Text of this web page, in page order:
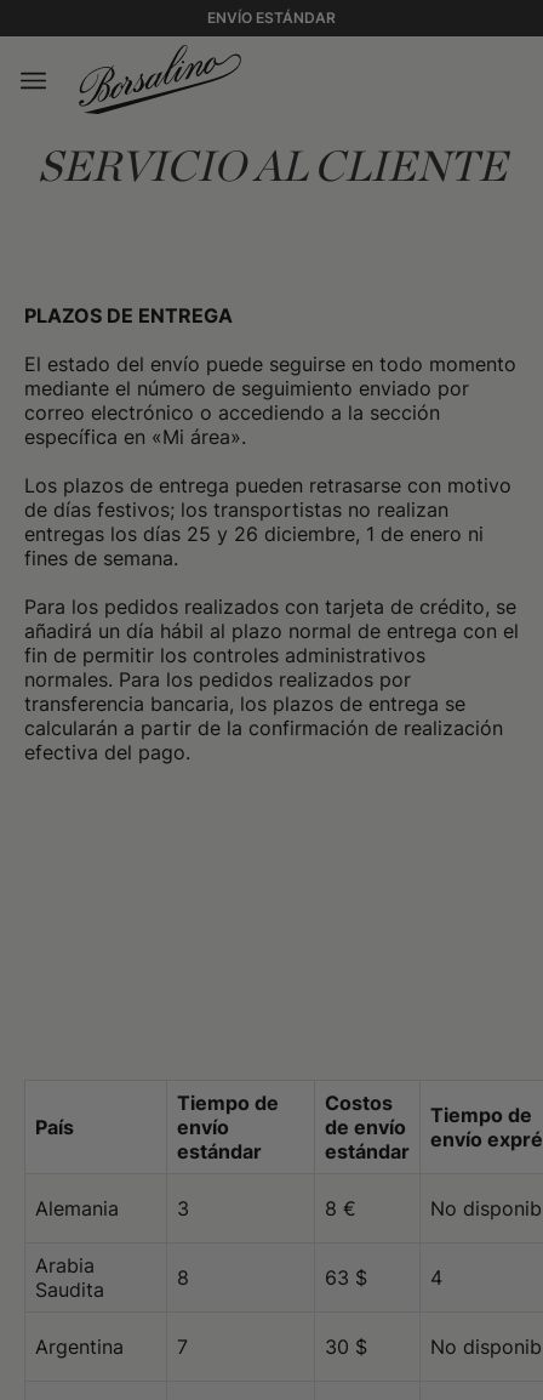
ENVÍO ESTÁNDAR
SERVICIO AL CLIENTE
PLAZOS DE ENTREGA
El estado del envío puede seguirse en todo momento
mediante el número de seguimiento enviado por
correo electrónico o accediendo a la sección
específica en «Mi área».
Los plazos de entrega pueden retrasarse con motivo
de días festivos; los transportistas no realizan
entregas los días 25 y 26 diciembre, 1 de enero ni
fines de semana.
Para los pedidos realizados con tarjeta de crédito, se
añadirá un día hábil al plazo normal de entrega con el
fin de permitir los controles administrativos
normales. Para los pedidos realizados por
transferencia bancaria, los plazos de entrega se
calcularán a partir de la confirmación de realización
efectiva del pago.
País
Tiempo de
envío
estándar
Costos
de envío
estándar
Tiempo de
envío
Alemania 3 8 € No
Arabia
Saudita
8 63 $ 4
Argentina 7 30 $ No